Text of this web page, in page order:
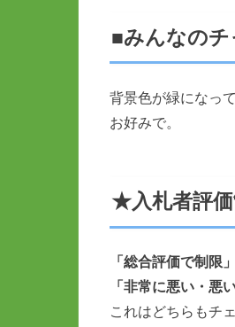
■みんなの
背景色が緑になっ
お好みで。
★入札者評
「総合評価で制限」
「非常に悪い・悪
これはどちらもチ